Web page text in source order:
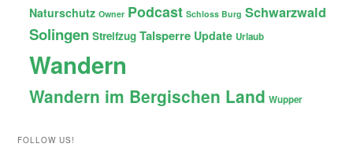
Naturschutz Owner Podcast Schloss Burg Schwarzwald
Solingen Streifzug Talsperre Update Urlaub
Wandern
Wandern im Bergischen Land Wupper
FOLLOW US!